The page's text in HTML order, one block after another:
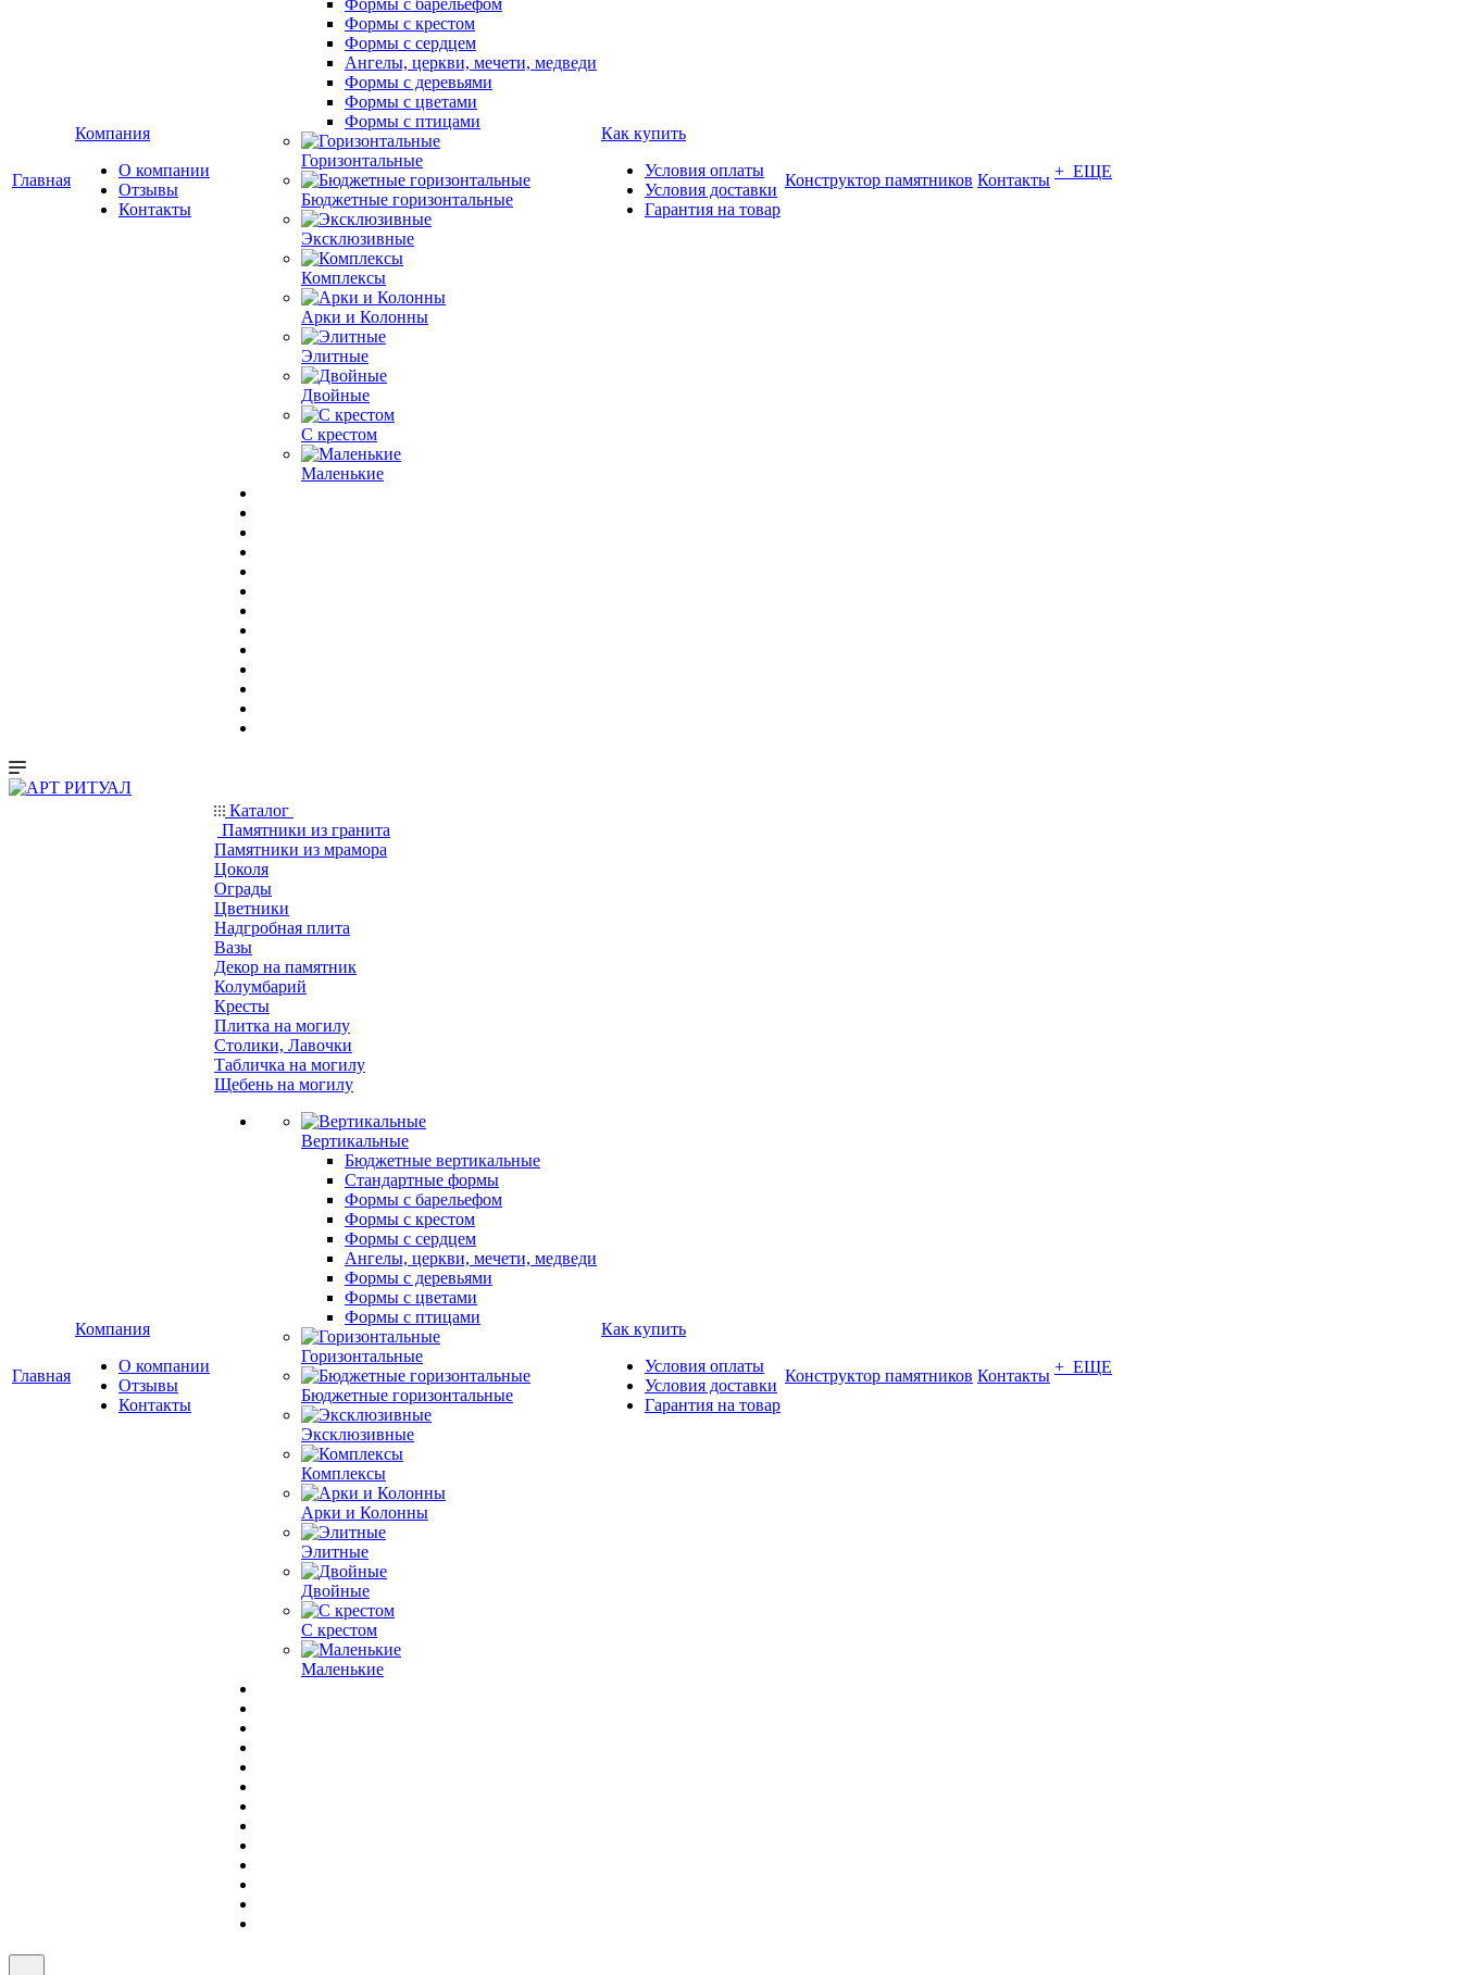
Главная
Компания
О компании
Отзывы
Контакты
Формы с барельефом
Формы с крестом
Формы с сердцем
Ангелы, церкви, мечети, медведи
Формы с деревьями
Формы с цветами
Формы с птицами
Горизонтальные
Бюджетные горизонтальные
Эксклюзивные
Комплексы
Арки и Колонны
Элитные
Двойные
С крестом
Маленькие
Как купить
Условия оплаты
Условия доставки
Гарантия на товар
Конструктор памятников Контакты + ЕЩЕ
Главная
Компания
О компании
Отзывы
Контакты
Каталог
Памятники из гранита
Памятники из мрамора
Цоколя
Ограды
Цветники
Надгробная плита
Вазы
Декор на памятник
Колумбарий
Кресты
Плитка на могилу
Столики, Лавочки
Табличка на могилу
Щебень на могилу
Вертикальные
Бюджетные вертикальные
Стандартные формы
Формы с барельефом
Формы с крестом
Формы с сердцем
Ангелы, церкви, мечети, медведи
Формы с деревьями
Формы с цветами
Формы с птицами
Горизонтальные
Бюджетные горизонтальные
Эксклюзивные
Комплексы
Арки и Колонны
Элитные
Двойные
С крестом
Маленькие
Как купить
Условия оплаты
Условия доставки
Гарантия на товар
Конструктор памятников Контакты + ЕЩЕ